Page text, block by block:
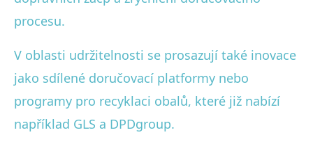
procesu.
V oblasti udržitelnosti se prosazují také inovace
jako sdílené doručovací platformy nebo
programy pro recyklaci obalů, které již nabízí
například GLS a DPDgroup.